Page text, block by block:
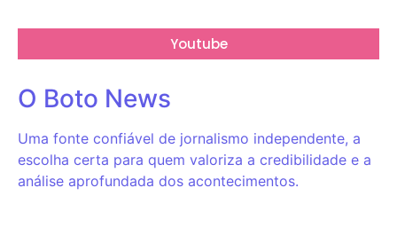
Youtube
O Boto News
Uma fonte confiável de jornalismo independente, a
escolha certa para quem valoriza a credibilidade e a
análise aprofundada dos acontecimentos.